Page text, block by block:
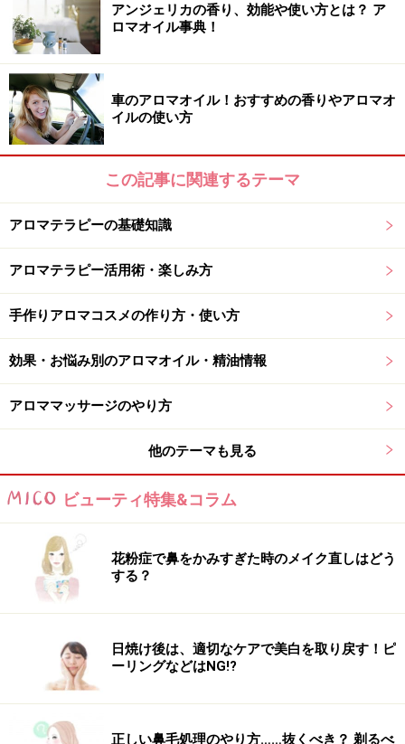
アンジェリカの香り、効能や使い方とは？ ア
ロマオイル事典！
車のアロマオイル！おすすめの香りやアロマオ
イルの使い方
この記事に関連するテーマ
アロマテラピーの基礎知識
アロマテラピー活用術・楽しみ方
手作りアロマコスメの作り方・使い方
効果・お悩み別のアロマオイル・精油情報
アロママッサージのやり方
他のテーマも見る
ビューティ特集&コラム
花粉症で鼻をかみすぎた時のメイク直しはどう
する？
日焼け後は、適切なケアで美白を取り戻す！ピ
ーリングなどはNG!?
正しい鼻毛処理のやり方……抜くべき？ 剃るべ